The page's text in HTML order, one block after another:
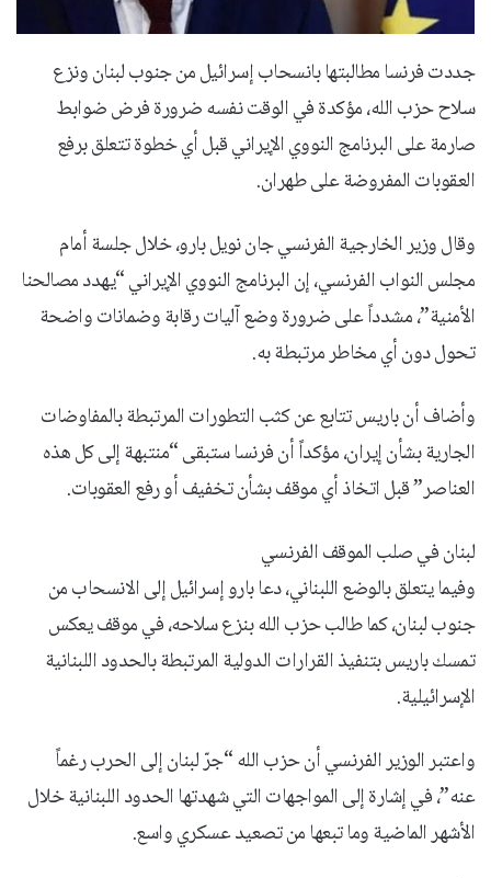
جددت فرنسا مطالبتها بانسحاب إسرائيل من جنوب لبنان ونزع
سلاح حزب الله، مؤكدة في الوقت نفسه ضرورة فرض ضوابط
صارمة على البرنامج النووي الإيراني قبل أي خطوة تتعلق برفع
العقوبات المفروضة على طهران.
وقال وزير الخارجية الفرنسي جان نويل بارو، خلال جلسة أمام
مجلس النواب الفرنسي، إن البرنامج النووي الإيراني “يهدد مصالحنا
الأمنية”، مشدداً على ضرورة وضع آليات رقابة وضمانات واضحة
تحول دون أي مخاطر مرتبطة به.
وأضاف أن باريس تتابع عن كثب التطورات المرتبطة بالمفاوضات
الجارية بشأن إيران، مؤكداً أن فرنسا ستبقى “منتبهة إلى كل هذه
العناصر” قبل اتخاذ أي موقف بشأن تخفيف أو رفع العقوبات.
لبنان في صلب الموقف الفرنسي
وفيما يتعلق بالوضع اللبناني، دعا بارو إسرائيل إلى الانسحاب من
جنوب لبنان، كما طالب حزب الله بنزع سلاحه، في موقف يعكس
تمسك باريس بتنفيذ القرارات الدولية المرتبطة بالحدود اللبنانية
الإسرائيلية.
واعتبر الوزير الفرنسي أن حزب الله “جرّ لبنان إلى الحرب رغماً
عنه”، في إشارة إلى المواجهات التي شهدتها الحدود اللبنانية خلال
الأشهر الماضية وما تبعها من تصعيد عسكري واسع.